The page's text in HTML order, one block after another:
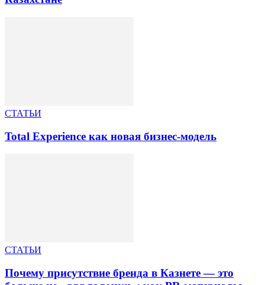
СТАТЬИ
Total Experience как новая бизнес-модель
СТАТЬИ
Почему присутствие бренда в Казнете — это